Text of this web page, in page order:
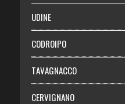
SALUTE
Necrologie
Chi siamo
Abbonati
UDINE
CODROIPO
TAVAGNACCO
CERVIGNANO